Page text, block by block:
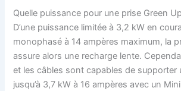
Quelle puissance pour une prise Green
D’une puissance limitée à 3,2 kW en
monophasé à 14 ampères maximum, la
assure alors une recharge lente.
et les câbles sont capables de supporter
jusqu’à 3,7 kW à 16 ampères avec un